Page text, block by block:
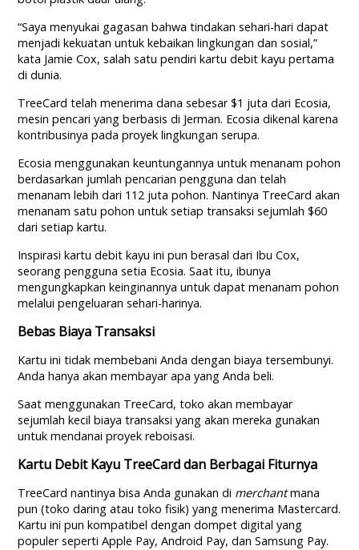
“Saya menyukai gagasan bahwa tindakan sehari-hari dapat
menjadi kekuatan untuk kebaikan lingkungan dan sosial,”
kata Jamie Cox, salah satu pendiri kartu debit kayu pertama
di dunia.
TreeCard telah menerima dana sebesar $1 juta dari Ecosia,
mesin pencari yang berbasis di Jerman. Ecosia dikenal karena
kontribusinya pada proyek lingkungan serupa.
Ecosia menggunakan keuntungannya untuk menanam pohon
berdasarkan jumlah pencarian pengguna dan telah
menanam lebih dari 112 juta pohon. Nantinya TreeCard akan
menanam satu pohon untuk setiap transaksi sejumlah $60
dari setiap kartu.
Inspirasi kartu debit kayu ini pun berasal dari Ibu Cox,
seorang pengguna setia Ecosia. Saat itu, ibunya
mengungkapkan keinginannya untuk dapat menanam pohon
melalui pengeluaran sehari-harinya.
Bebas Biaya Transaksi
Kartu ini tidak membebani Anda dengan biaya tersembunyi.
Anda hanya akan membayar apa yang Anda beli.
Saat menggunakan TreeCard, toko akan membayar
sejumlah kecil biaya transaksi yang akan mereka gunakan
untuk mendanai proyek reboisasi.
Kartu Debit Kayu TreeCard dan Berbagai Fiturnya
TreeCard nantinya bisa Anda gunakan di merchantmana
pun (toko daring atau toko fisik) yang menerima Mastercard.
Kartu ini pun kompatibel dengan dompet digital yang
populer seperti Apple Pay, Android Pay, dan Samsung Pay.